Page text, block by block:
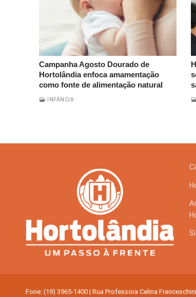
Campanha Agosto Dourado de
Hortolândia enfoca amamentação
como fonte de alimentação natural
INFÂNCIA
Fone: (19) 3965-1400 | Rua Professora Celina